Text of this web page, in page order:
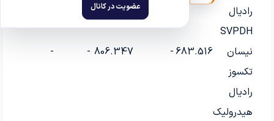
رادیال
SVPDH
نیسان
تکسوز
رادیال
هیدرولیک
683.516
-
806.347
-
-
عضویت در کانال